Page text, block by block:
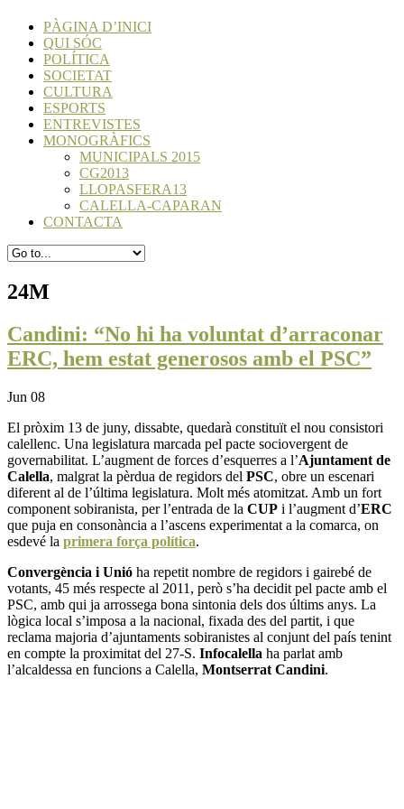
PÀGINA D’INICI
QUI SÓC
POLÍTICA
SOCIETAT
CULTURA
ESPORTS
ENTREVISTES
MONOGRÀFICS
MUNICIPALS 2015
CG2013
LLOPASFERA13
CALELLA-CAPARAN
CONTACTA
24M
Candini: “No hi ha voluntat d’arraconar
ERC, hem estat generosos amb el PSC”
Jun 08
El pròxim 13 de juny, dissabte, quedarà constituït el nou consistori
calellenc. Una legislatura marcada pel pacte sociovergent de
governabilitat. L’augment de forces d’esquerres a l’Ajuntament de
Calella, malgrat la pèrdua de regidors del PSC, obre un escenari
diferent al de l’última legislatura. Molt més atomitzat. Amb un fort
component sobiranista, per l’entrada de la CUP i l’augment d’ERC
que puja en consonància a l’ascens experimentat a la comarca, on
esdevé la primera força política.
Convergència i Unió ha repetit nombre de regidors i gairebé de
votants, 45 més respecte al 2011, però s’ha decidit pel pacte amb el
PSC, amb qui ja arrossega bona sintonia dels dos últims anys. La
lògica local s’imposa a la nacional, fixada des del partit, i que
reclama majoria d’ajuntaments sobiranistes al conjunt del país tenint
en compte la proximitat del 27-S. Infocalella ha parlat amb
l’alcaldessa en funcions a Calella, Montserrat Candini.